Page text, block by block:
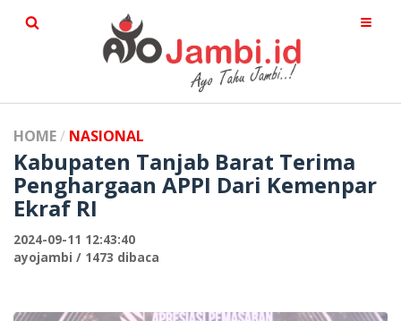
HOME NASIONAL
Kabupaten Tanjab Barat Terima
Penghargaan APPI Dari Kemenpar
Ekraf RI
2024-09-11 12:43:40
ayojambi / 1473 dibaca